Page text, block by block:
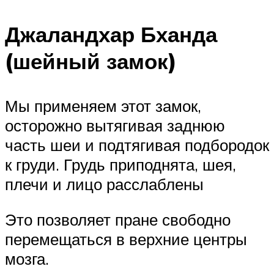
Джаландхар Бханда
(шейный замок)
Мы применяем этот замок,
осторожно вытягивая заднюю
часть шеи и подтягивая подбородок
к груди. Грудь приподнята, шея,
плечи и лицо расслаблены
Это позволяет пране свободно
перемещаться в верхние центры
мозга.